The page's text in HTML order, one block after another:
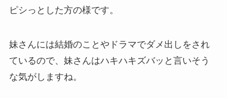
ピシっとした方の様です。
妹さんには結婚のことやドラマでダメ出しをされ
ているので、妹さんはハキハキズバッと言いそう
な気がしますね。